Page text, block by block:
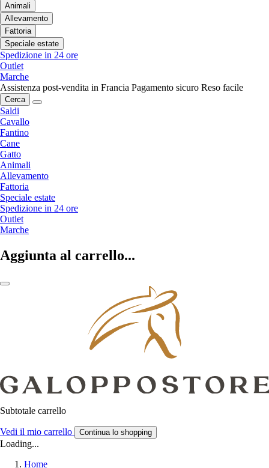
Animali
Allevamento
Fattoria
Speciale estate
Spedizione in 24 ore
Outlet
Marche
Assistenza post-vendita in Francia Pagamento sicuro Reso facile
Cerca
Saldi
Cavallo
Fantino
Cane
Gatto
Animali
Allevamento
Fattoria
Speciale estate
Spedizione in 24 ore
Outlet
Marche
Aggiunta al carrello...
Subtotale carrello
Vedi il mio carrello Continua lo shopping
Loading...
Home